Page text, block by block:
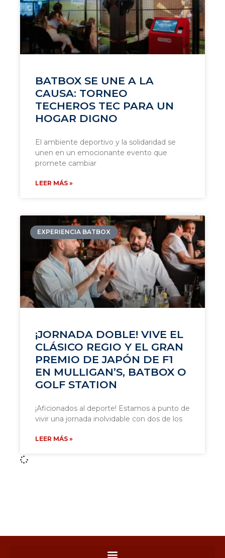
BATBOX SE UNE A LA
CAUSA: TORNEO
TECHEROS TEC PARA UN
HOGAR DIGNO
El ambiente deportivo y la solidaridad se
unen en un emocionante evento que
promete cambiar
LEER MÁS »
EXPERIENCIA BATBOX
¡JORNADA DOBLE! VIVE EL
CLÁSICO REGIO Y EL GRAN
PREMIO DE JAPÓN DE F1
EN MULLIGAN’S, BATBOX O
GOLF STATION
¡Aficionados al deporte! Estamos a punto de
vivir una jornada inolvidable con dos de los
LEER MÁS »